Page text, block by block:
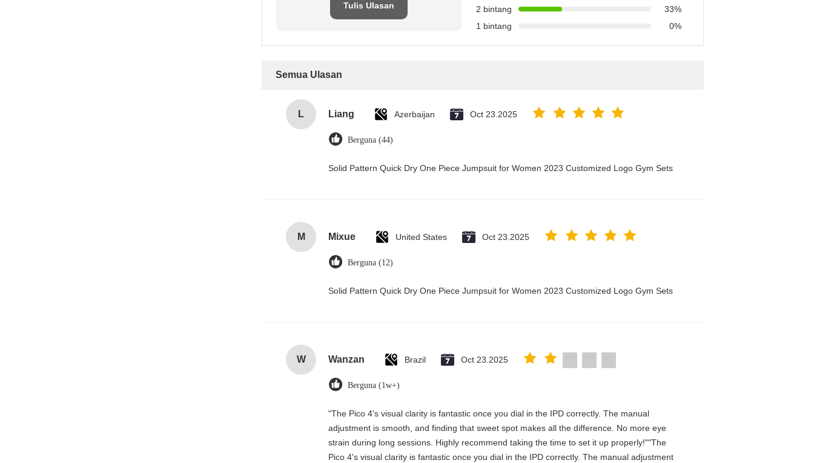
Tulis Ulasan
2 bintang
33%
1 bintang
0%
Semua Ulasan
L Liang Azerbaijan Oct 23.2025
Berguna (44)
Solid Pattern Quick Dry One Piece Jumpsuit for Women 2023 Customized Logo Gym Sets
M Mixue United States Oct 23.2025
Berguna (12)
Solid Pattern Quick Dry One Piece Jumpsuit for Women 2023 Customized Logo Gym Sets
W Wanzan Brazil Oct 23.2025
Berguna (1w+)
"The Pico 4's visual clarity is fantastic once you dial in the IPD correctly. The manual
adjustment is smooth, and finding that sweet spot makes all the difference. No more eye
strain during long sessions. Highly recommend taking the time to set it up properly!""The
Pico 4's visual clarity is fantastic once you dial in the IPD correctly. The manual adjustment